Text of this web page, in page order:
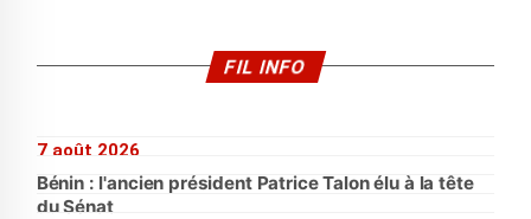
FIL INFO
7 août 2026
Bénin : l'ancien président Patrice Talon élu à la tête
du Sénat